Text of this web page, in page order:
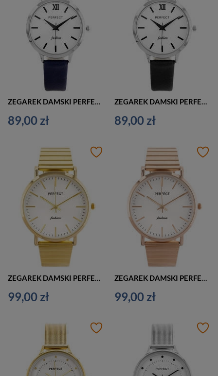
ZEGAREK DAMSKI PERFECT L202 GRANATOWY (zp988d)
89,00 zł
ZEGAREK DAMSKI PERFECT L202 KLASYCZNY (zp988e)
89,00 zł
99,00 zł 99,00 zł